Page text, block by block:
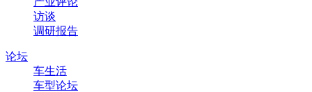
访谈
调研报告
论坛
车生活
车型论坛